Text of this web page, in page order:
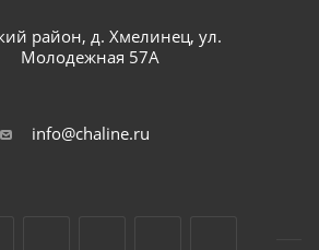
район, д. Хмелинец, ул.
Молодежная 57А
info@chaline.ru